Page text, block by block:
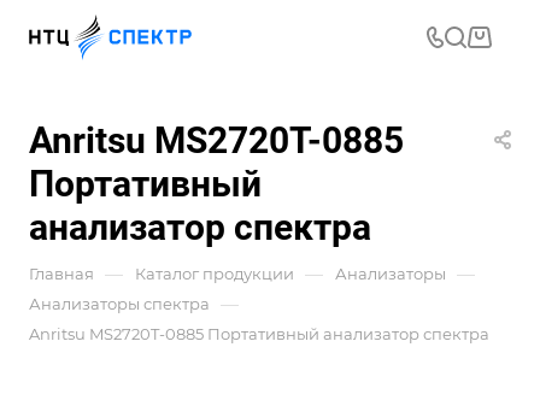
Anritsu MS2720T-0885
Портативный
анализатор спектра
Главная — Каталог продукции — Анализаторы —
Анализаторы спектра —
Anritsu MS2720T-0885 Портативный анализатор спектра